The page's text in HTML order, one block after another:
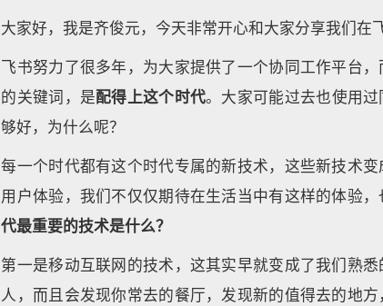
大家好，我是齐俊元，今天非常开心和大家分享我们在
飞书努力了很多年，为大家提供了一个协同工作平台
的关键词，是配得上这个时代。大家可能过去也使用
够好，为什么呢？
每一个时代都有这个时代专属的新技术，这些新技术
用户体验，我们不仅仅期待在生活当中有这样的体验，
代最重要的技术是什么？
第一是移动互联网的技术，这其实早就变成了我们熟
人，而且会发现你常去的餐厅，发现新的值得去的地